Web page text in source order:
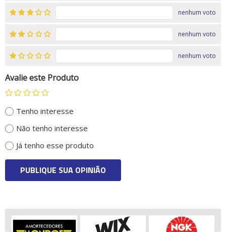
nenhum voto
nenhum voto
nenhum voto
Avalie este Produto
Tenho interesse
Não tenho interesse
Já tenho esse produto
PUBLIQUE SUA OPINIÃO